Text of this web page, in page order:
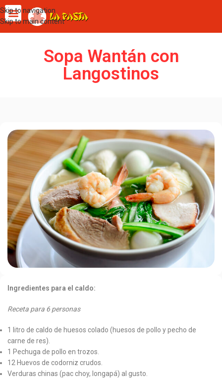
Skip to navigation
Skip to main content
Sopa Wantán con
Langostinos
Ingredientes para el caldo:
Receta para 6 personas
1 ​litro de caldo de huesos colado (huesos de pollo y pecho de
carne de res).
1 ​Pechuga de pollo en trozos.
12​ Huevos de codorniz crudos.
Verduras chinas (pac choy, longapá) al gusto.